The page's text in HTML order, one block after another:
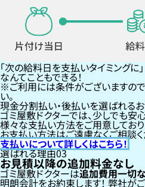
「次の給料日を支払いタイミングに」
なんてこともできる！
ご利用には条件がございますの
い。
現金分割払い・後払いを選ばれる
ゴミ屋敷ドクターでは、少しでも安
様々な支払い方法をご用意しており
お支払い方法はご遠慮なくご相談く
支払いについて詳しくはこちら！
選ばれる理由03
お見積以降の追加料金なし
ゴミ屋敷ドクターは追加費用一切
明朗会計をお約束します！弊社が